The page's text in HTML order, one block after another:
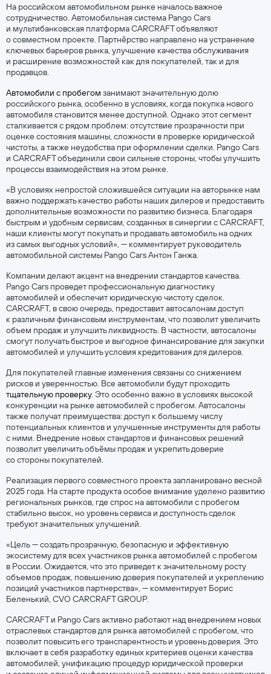
На российском автомобильном рынке началось важное
сотрудничество. Автомобильная система Pango Cars
и мультибанковская платформа CARCRAFT объявляют
о совместном проекте. Партнёрство направлено на устранение
ключевых барьеров рынка, улучшение качества обслуживания
и расширение возможностей как для покупателей, так и для
продавцов.
Автомобили с пробегом занимают значительную долю
российского рынка, особенно в условиях, когда покупка нового
автомобиля становится менее доступной. Однако этот сегмент
сталкивается с рядом проблем: отсутствие прозрачности при
оценке состояния машины, сложности в проверке юридической
чистоты, а также неудобства при оформлении сделки. Pango Cars
и CARCRAFT объединили свои сильные стороны, чтобы улучшить
процессы взаимодействия на этом рынке.
«В условиях непростой сложившейся ситуации на авторынке нам
важно поддержать качество работы наших дилеров и предоставить
дополнительные возможности по развитию бизнеса. Благодаря
быстрым и удобным сервисам, созданных в синергии с CARCRAFT,
наши клиенты могут покупать и продавать автомобиль на одних
из самых выгодных условий», — комментирует руководитель
автомобильной системы Pango Cars Антон Ганжа.
Компании делают акцент на внедрении стандартов качества.
Pango Cars проведет профессиональную диагностику
автомобилей и обеспечит юридическую чистоту сделок.
CARCRAFT, в свою очередь, предоставит автосалонам доступ
к различным финансовым инструментам, что позволит увеличить
объем продаж и улучшить ликвидность. В частности, автосалоны
смогут получать быстрое и выгодное финансирование для закупки
автомобилей и улучшить условия кредитования для дилеров.
Для покупателей главные изменения связаны со снижением
рисков и уверенностью. Все автомобили будут проходить
тщательную проверку. Это особенно важно в условиях высокой
конкуренции на рынке автомобилей с пробегом. Автосалоны
также получат преимущества: доступ к большему числу
потенциальных клиентов и улучшенные инструменты для работы
с ними. Внедрение новых стандартов и финансовых решений
позволит увеличить объёмы продаж и укрепить доверие
со стороны покупателей.
Реализация первого совместного проекта запланировано весной
2025 года. На старте продукта особое внимание уделено развитию
региональных рынков, где спрос на автомобили с пробегом
стабильно высок, но уровень сервиса и доступность сделок
требуют значительных улучшений.
«Цель — создать прозрачную, безопасную и эффективную
экосистему для всех участников рынка автомобилей с пробегом
в России. Ожидается, что это приведет к значительному росту
объемов продаж, повышению доверия покупателей и укреплению
позиций участников партнерства», — комментирует Борис
Беленький, CVO CARCRAFT GROUP.
CARCRAFT и Pango Cars активно работают над внедрением новых
отраслевых стандартов для рынка автомобилей с пробегом, что
позволит повысить его транспарентность и уровень доверия. Это
включает в себя разработку единых критериев оценки качества
автомобилей, унификацию процедур юридической проверки